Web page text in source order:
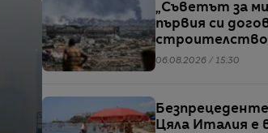
„Съветът за
първия си
строителство
06.08.2026 / 15:30
Цяла Италия е